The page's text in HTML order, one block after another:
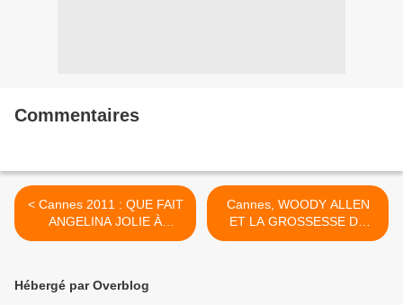
Commentaires
< Cannes 2011 : QUE FAIT
ANGELINA JOLIE À
CANNES ??
Cannes, WOODY ALLEN
ET LA GROSSESSE DE
CARLA BRUNI >
Hébergé par Overblog